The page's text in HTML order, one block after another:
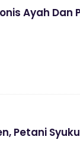
Ayah Dan
Petani